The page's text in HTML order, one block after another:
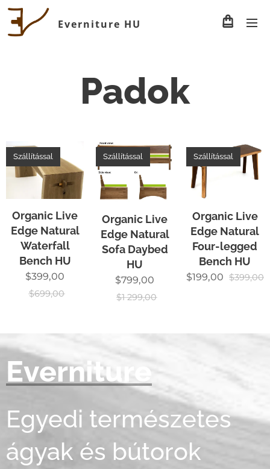
Everniture HU
Padok
Organic Live
Edge Natural
Waterfall
Bench HU
Szállítással
$399,00
$699,00
Organic Live
Edge Natural
Sofa Daybed
HU
Szállítással
$799,00
$1 299,00
Organic Live
Edge Natural
Four-legged
Bench HU
Szállítással
$199,00 $399,00
Everniture
Egyedi természetes
ágyak és bútorok